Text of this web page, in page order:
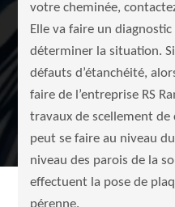
votre cheminée,
Elle va faire un
déterminer la situation.
défauts d’étanchéité,
faire de l’entreprise RS
travaux de scellement de
peut se faire au niveau
niveau des parois de la
effectuent la pose de
pérenne.